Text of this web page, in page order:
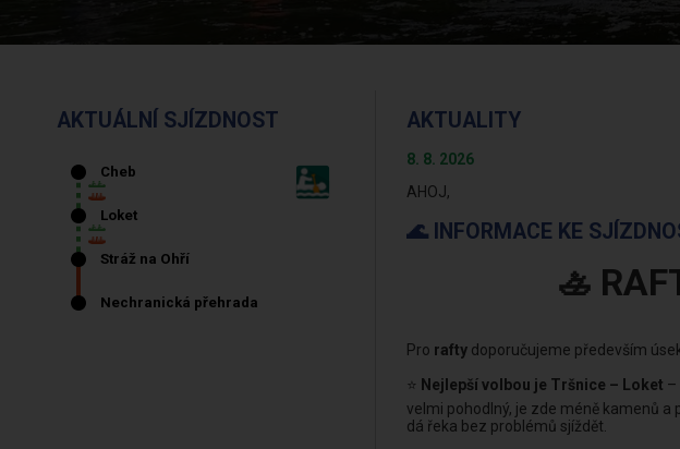
AKTUÁLNÍ SJÍZDNOST AKTUALITY
8. 8. 2026
AHOJ,
🌊 INFORMACE KE
🚣
Pro rafty doporučujeme především
⭐ Nejlepší volbou je Tršnice – Loket –
velmi pohodlný, je zde méně kamenů a
dá řeka bez problémů sjíždět.